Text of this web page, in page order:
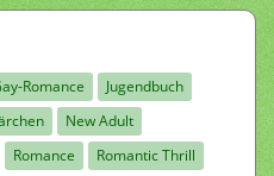
Romance
Jugendbuch
New Adult
Romance
Romantic Thrill